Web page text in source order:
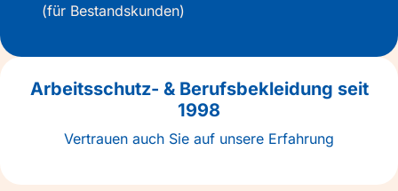
(für Bestandskunden)
Arbeitsschutz- & Berufsbekleidung seit
1998
Vertrauen auch Sie auf unsere Erfahrung